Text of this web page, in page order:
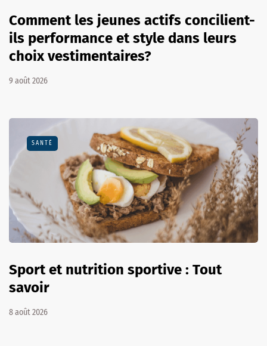
Comment les jeunes actifs concilient-
ils performance et style dans leurs
choix vestimentaires?
9 août 2026
SANTÉ
Sport et nutrition sportive : Tout
savoir
8 août 2026